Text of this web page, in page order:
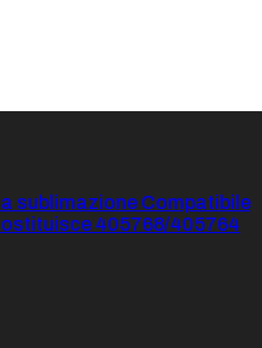
sublimazione Compatibile
405768/405764